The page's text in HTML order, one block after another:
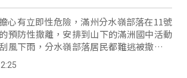
心有立即性危險，滿州分水嶺部落在11號
預防性撤離，安排到山下的滿洲國中活動
風下雨，分水嶺部落居民都難逃被撤離的